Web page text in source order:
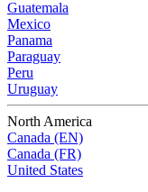
Guatemala
Mexico
Panama
Paraguay
Peru
Uruguay
North America
Canada (EN)
Canada (FR)
United States